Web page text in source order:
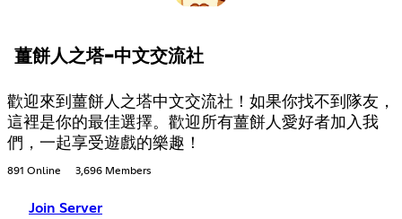
薑餅人之塔-中文交流社
歡迎來到薑餅人之塔中文交流社！如果你找不到隊友，
這裡是你的最佳選擇。歡迎所有薑餅人愛好者加入我
們，一起享受遊戲的樂趣！
891 Online 3,696 Members
Join Server